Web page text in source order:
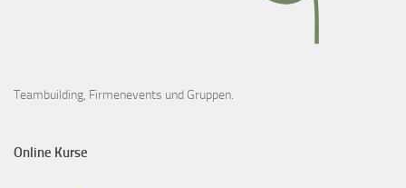
Teambuilding, Firmenevents und Gruppen.
Online Kurse